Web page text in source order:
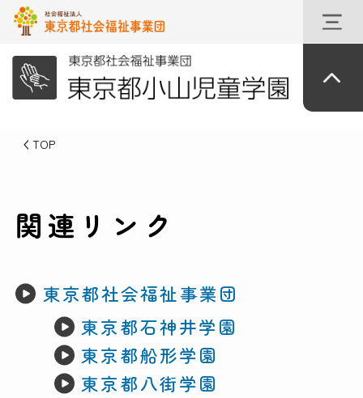
TOP
関連リンク
東京都社会福祉事業団
東京都石神井学園
東京都船形学園
東京都八街学園